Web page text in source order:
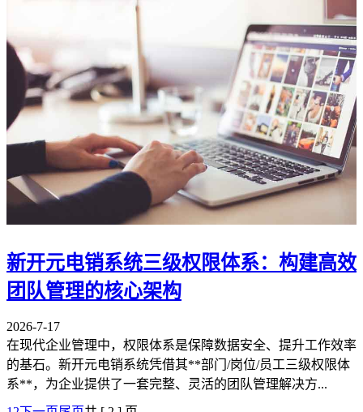
新开元电销系统三级权限体系：构建高效
团队管理的核心架构
2026-7-17
在现代企业管理中，权限体系是保障数据安全、提升工作效率
的基石。新开元电销系统凭借其**部门/岗位/员工三级权限体
系**，为企业提供了一套完整、灵活的团队管理解决方...